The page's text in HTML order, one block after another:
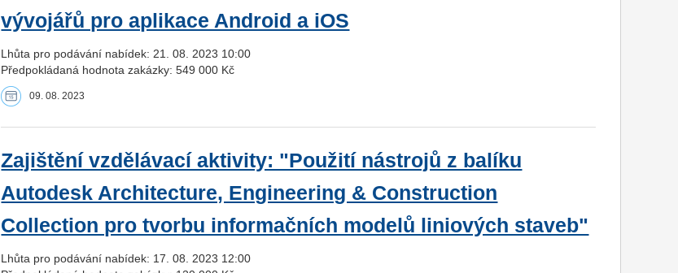
vývojářů pro aplikace Android a iOS
Lhůta pro podávání nabídek: 21. 08. 2023 10:00
Předpokládaná hodnota zakázky: 549 000 Kč
09. 08. 2023
Zajištění vzdělávací aktivity: "Použití nástrojů z balíku
Autodesk Architecture, Engineering & Construction
Collection pro tvorbu informačních modelů liniových staveb"
Lhůta pro podávání nabídek: 17. 08. 2023 12:00